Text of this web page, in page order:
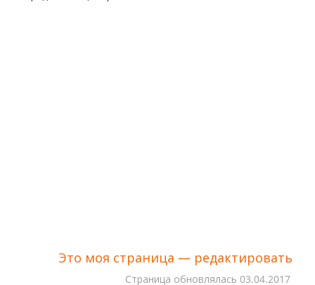
Это моя страница — редактировать
Cтраница обновлялась 03.04.2017